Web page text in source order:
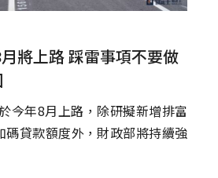
月將上路 踩雷事項不要做
今年8月上路，除研擬新增排富
碼貸款額度外，財政部將持續強